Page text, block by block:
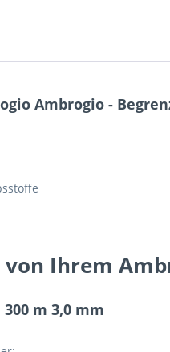
Ambrogio -
Ihrem
m 3,0 mm